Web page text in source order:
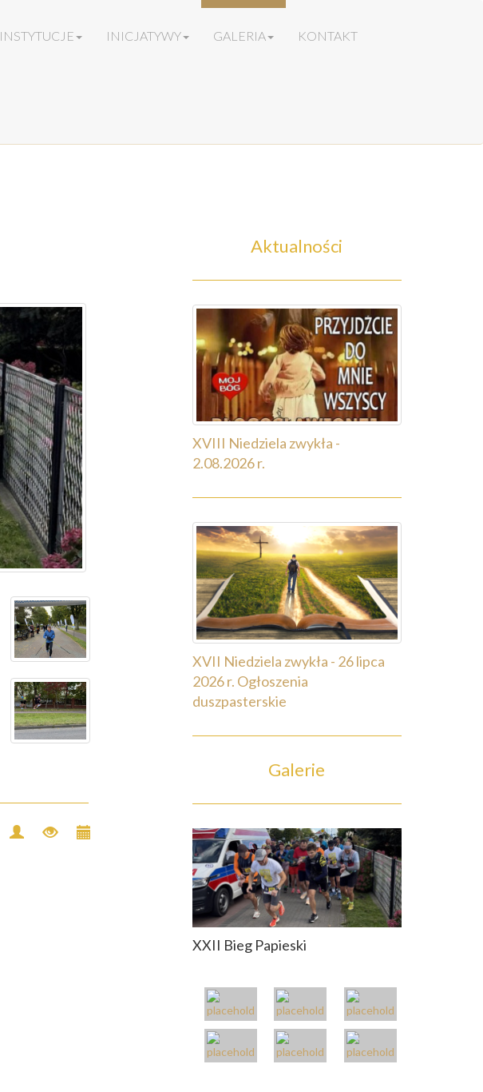
INSTYTUCJE INICJATYWY GALERIA KONTAKT
Aktualności
XVIII Niedziela zwykła -
2.08.2026 r.
XVII Niedziela zwykła - 26 lipca
2026 r. Ogłoszenia
duszpasterskie
Galerie
XXII Bieg Papieski